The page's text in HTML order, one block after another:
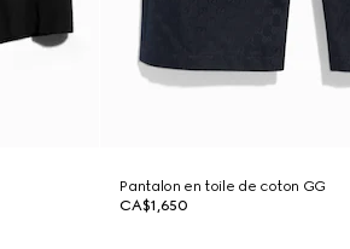
Pantalon en toile de coton GG
CA$1,650